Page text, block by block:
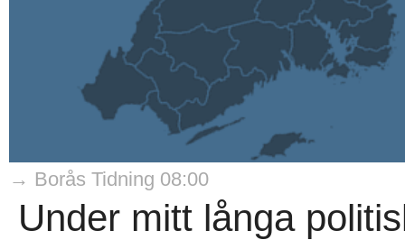
→ Borås Tidning 08:00
Under mitt långa